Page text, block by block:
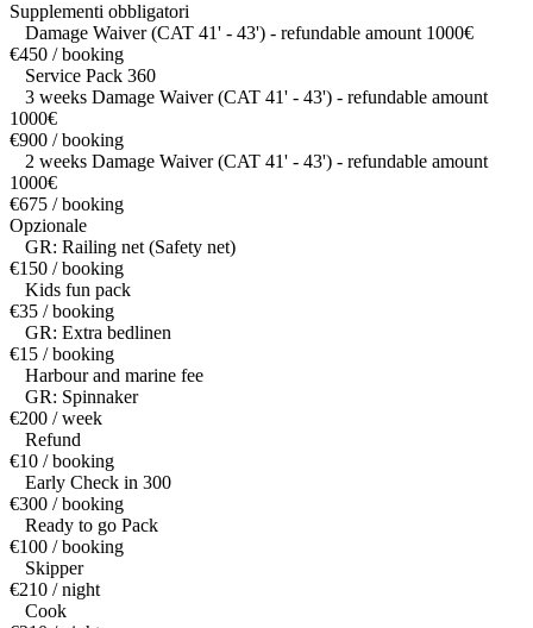
Supplementi obbligatori
Damage Waiver (CAT 41' - 43') - refundable amount 1000€
€450 / booking
Service Pack 360
3 weeks Damage Waiver (CAT 41' - 43') - refundable amount
1000€
€900 / booking
2 weeks Damage Waiver (CAT 41' - 43') - refundable amount
1000€
€675 / booking
Opzionale
GR: Railing net (Safety net)
€150 / booking
Kids fun pack
€35 / booking
GR: Extra bedlinen
€15 / booking
Harbour and marine fee
GR: Spinnaker
€200 / week
Refund
€10 / booking
Early Check in 300
€300 / booking
Ready to go Pack
€100 / booking
Skipper
€210 / night
Cook